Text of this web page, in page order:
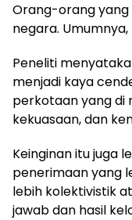
Orang-orang yang
negara.
Peneliti
menjadi kaya
perkotaan yang di
kekuasaan, dan
Keinginan itu juga
penerimaan yang
lebih kolektivistik
jawab dan hasil